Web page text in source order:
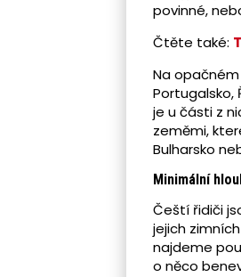
povinné,
Čtěte také:
Na opačném
Portugalsko,
je u části z
zeměmi,
Bulharsko
Minimální
Čeští řidiči
jejich
najdeme
o něco